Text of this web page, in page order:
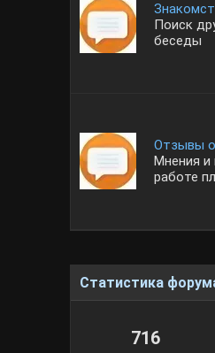
Поиск
беседы
Отзывы
Мнения и
работе
Статистика
716